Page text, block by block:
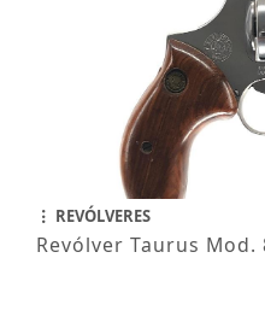
REVÓLVERES
Revólver Taurus Mod.